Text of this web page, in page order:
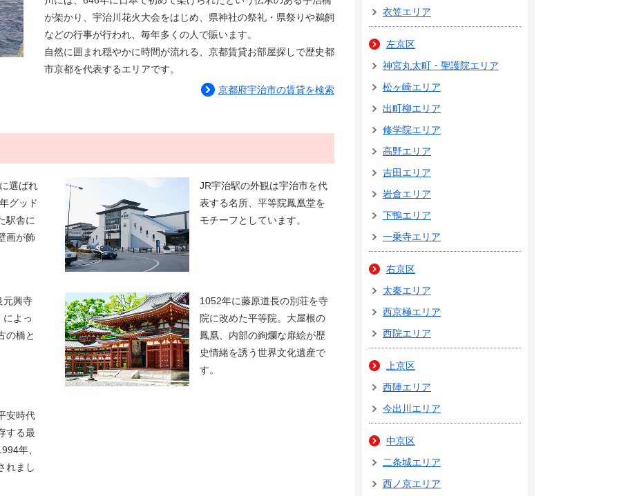
が架かり、宇治川花火大会をはじめ、県神社の祭礼・県祭りや鵜飼
などの行事が行われ、毎年多くの人で賑います。
自然に囲まれ穏やかに時間が流れる、京都賃貸お部屋探しで歴史都
市京都を代表するエリアです。
京都府宇治市の賃貸を検索
選ばれ
グッド
駅舎に
画が飾
JR宇治駅の外観は宇治市を代
表する名所、平等院鳳凰堂を
モチーフとしています。
元興寺
によっ
の橋と
1052年に藤原道長の別荘を寺
院に改めた平等院。大屋根の
鳳凰、内部の絢爛な扉絵が歴
史情緒を誘う世界文化遺産で
す。
安時代
する最
年、
れまし
衣笠エリア
左京区
神宮丸太町・聖護院エリア
松ヶ崎エリア
出町柳エリア
修学院エリア
高野エリア
吉田エリア
岩倉エリア
下鴨エリア
一乗寺エリア
右京区
太秦エリア
西京極エリア
西院エリア
上京区
西陣エリア
今出川エリア
中京区
二条城エリア
西ノ京エリア